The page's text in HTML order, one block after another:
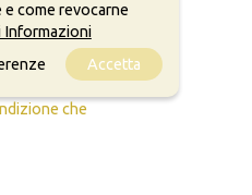
che
come revocarne
Informazioni
Accetta